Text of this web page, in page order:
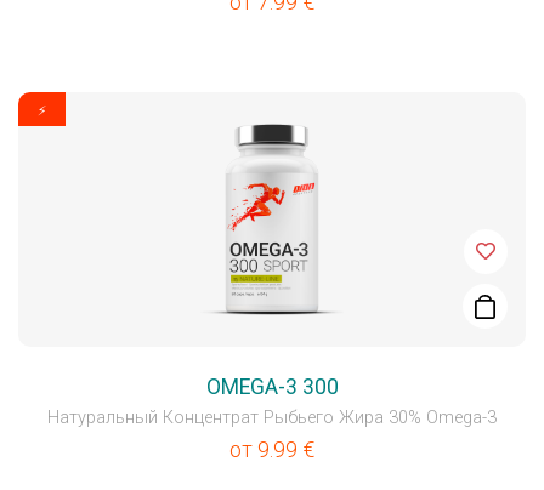
⚡
OMEGA-3 300
Натуральный Концентрат Рыбьего Жира 30% Omega-3
от 9.99 €